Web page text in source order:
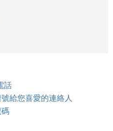
話
給您喜愛的連絡人
碼